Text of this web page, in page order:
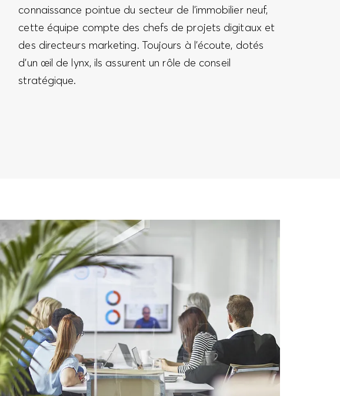
connaissance pointue du secteur de l’immobilier neuf,
cette équipe compte des chefs de projets digitaux et
des directeurs marketing. Toujours à l’écoute, dotés
d’un œil de lynx, ils assurent un rôle de conseil
stratégique.